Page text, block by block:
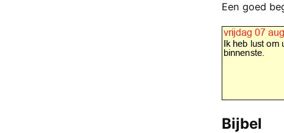
Een goed
Bijbel